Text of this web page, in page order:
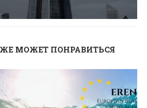
МОЖЕТ ПОНРАВИТЬСЯ